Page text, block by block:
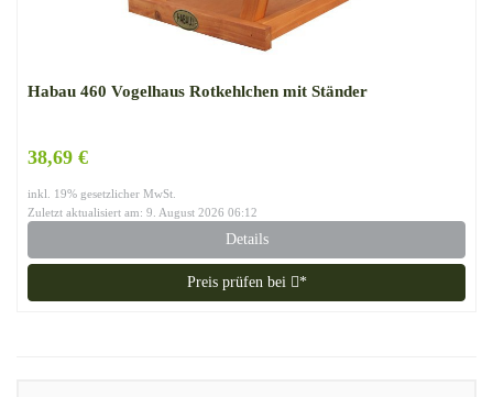
Habau 460 Vogelhaus Rotkehlchen mit Ständer
38,69 €
inkl. 19% gesetzlicher MwSt.
Zuletzt aktualisiert am: 9. August 2026 06:12
Details
Preis prüfen bei *